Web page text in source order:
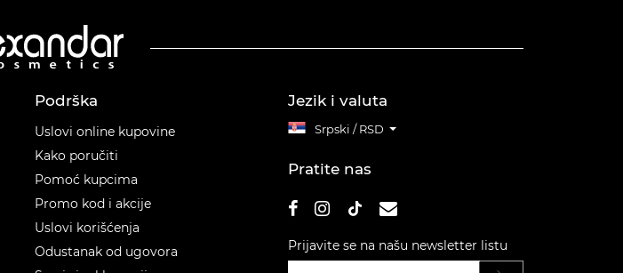
Podrška
Uslovi online kupovine
Kako poručiti
Pomoć kupcima
Promo kod i akcije
Uslovi korišćenja
Odustanak od ugovora
Jezik i valuta
Srpski / RSD
Pratite nas
Prijavite se na našu newsletter listu